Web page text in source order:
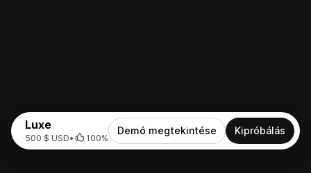
Luxe
500 $ USD• 100%
Demó megtekintése Kipróbálás